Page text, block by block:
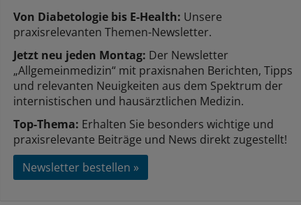
Von Diabetologie bis E-Health: Unsere
praxisrelevanten Themen-Newsletter.
Jetzt neu jeden Montag: Der Newsletter
„Allgemeinmedizin“ mit praxisnahen Berichten, Tipps
und relevanten Neuigkeiten aus dem Spektrum der
internistischen und hausärztlichen Medizin.
Top-Thema: Erhalten Sie besonders wichtige und
praxisrelevante Beiträge und News direkt zugestellt!
Newsletter bestellen »